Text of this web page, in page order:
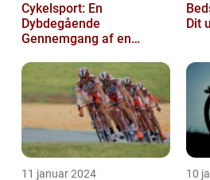
Cykelsport: En
Dybdegående
Gennemgang af en
Dit
11 januar 2024 10